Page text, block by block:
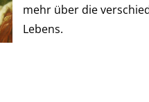
mehr über die
Lebens.